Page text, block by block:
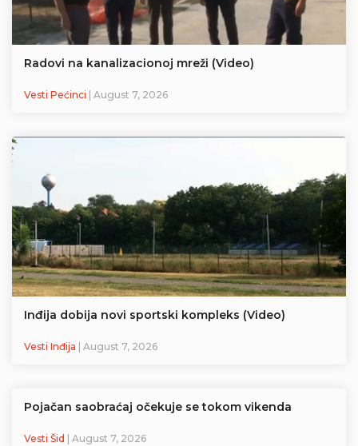
Radovi na kanalizacionoj mreži (Video)
Vesti Pećinci | August 7, 2026
Inđija dobija novi sportski kompleks (Video)
Vesti Inđija | August 7, 2026
Pojačan saobraćaj očekuje se tokom vikenda
Vesti Šid | August 7, 2026